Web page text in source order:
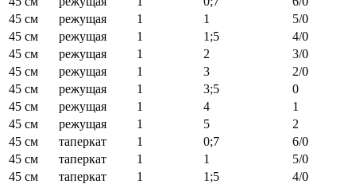
45 см
режущая 1 1
5/0
45 см
режущая 1 1;5
4/0
45 см
режущая 1 2
3/0
45 см
режущая 1 3
2/0
45 см
режущая 1 3;5
0
45 см
режущая 1 4
1
45 см
режущая 1 5
2
45 см
таперкат 1 0;7
6/0
45 см
таперкат 1 1
5/0
45 см
таперкат 1 1;5
4/0